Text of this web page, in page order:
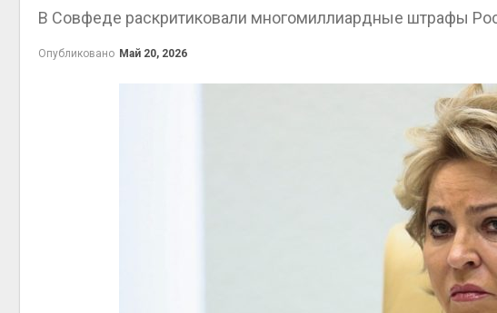
В Совфеде раскритиковали многомиллиардные штрафы
Опубликовано Май 20, 2026
Авг 7,
контейнерных
Авг 7, 2026
судов
Авг 6, 2026
В